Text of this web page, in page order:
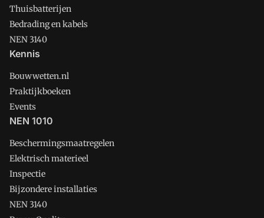
Thuisbatterijen
Bedrading en kabels
NEN 3140
Kennis
Bouwwetten.nl
Praktijkboeken
Events
NEN 1010
Beschermingsmaatregelen
Elektrisch materieel
Inspectie
Bijzondere installaties
NEN 3140